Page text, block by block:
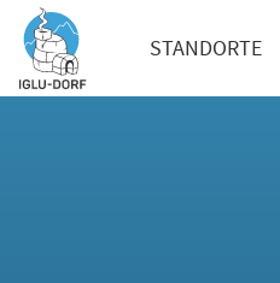
STANDORTE